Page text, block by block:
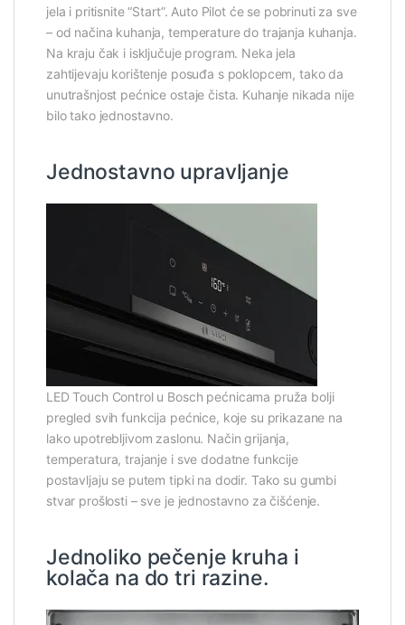
jela i pritisnite “Start”. Auto Pilot će se pobrinuti za sve
– od načina kuhanja, temperature do trajanja kuhanja.
Na kraju čak i isključuje program. Neka jela
zahtijevaju korištenje posuđa s poklopcem, tako da
unutrašnjost pećnice ostaje čista. Kuhanje nikada nije
bilo tako jednostavno.
Jednostavno upravljanje
LED Touch Control u Bosch pećnicama pruža bolji
pregled svih funkcija pećnice, koje su prikazane na
lako upotrebljivom zaslonu. Način grijanja,
temperatura, trajanje i sve dodatne funkcije
postavljaju se putem tipki na dodir. Tako su gumbi
stvar prošlosti – sve je jednostavno za čišćenje.
Jednoliko pečenje kruha i
kolača na do tri razine.